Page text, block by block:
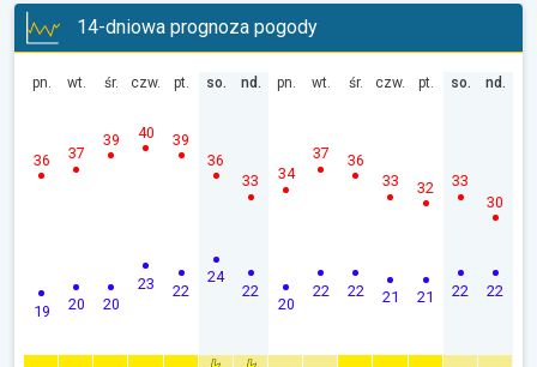
14-dniowa prognoza pogody
pn.
19
36
wt.
20
37
śr.
20
39
czw.
23
40
pt.
22
39
so.
24
36
nd.
22
33
pn.
20
34
wt.
22
37
śr.
22
36
czw.
21
33
pt.
21
32
so.
22
33
nd.
22
30